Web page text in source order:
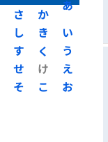
あ
い
う
え
お
か
き
く
け
こ
さ
し
す
せ
そ